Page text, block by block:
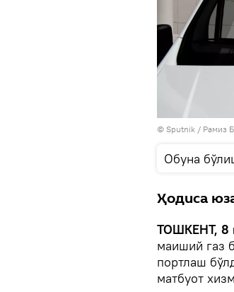
© Sputnik / Рамиз
Oбуна
Ҳодиса
ТОШКЕНТ, 8
маиший газ
портлаш
матбуот